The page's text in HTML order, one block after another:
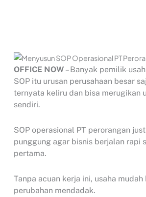
OFFICE NOW – Banyak pemilik
SOP itu urusan perusahaan besar
ternyata keliru dan bisa merugikan
sendiri.
SOP operasional PT perorangan
punggung agar bisnis berjalan rapi
pertama.
Tanpa acuan kerja ini, usaha
perubahan mendadak.